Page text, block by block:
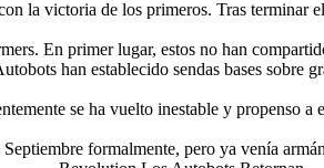
la victoria de los primeros. Tras
En primer lugar, estos no han
han establecido sendas bases sobre
se ha vuelto inestable y propenso
formalmente, pero ya venía